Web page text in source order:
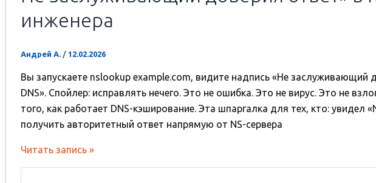
инженера
Андрей А. / 12.02.2026
Вы запускаете nslookup example.com, видите надпись «Не заслуживающий
DNS». Спойлер: исправлять нечего. Это не ошибка. Это не вирус. Это не
того, как работает DNS-кэширование. Эта шпаргалка для тех, кто: увидел
получить авторитетный ответ напрямую от NS-сервера
Не
заслуживающий
Читать запись »